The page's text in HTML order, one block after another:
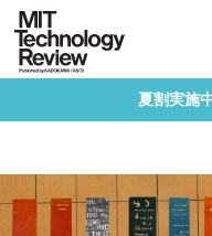
夏割実施